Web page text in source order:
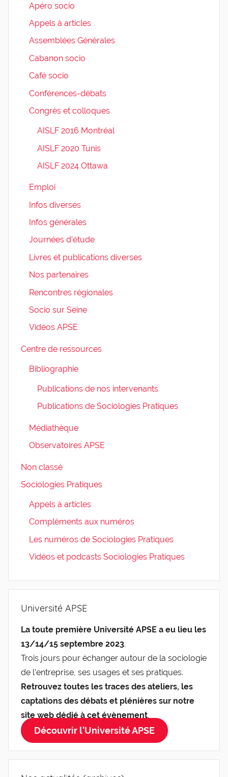
Apéro socio
Appels à articles
Assemblées Générales
Cabanon socio
Café socio
Conférences-débats
Congrès et colloques
AISLF 2016 Montréal
AISLF 2020 Tunis
AISLF 2024 Ottawa
Emploi
Infos diverses
Infos générales
Journées d'étude
Livres et publications diverses
Nos partenaires
Rencontres régionales
Socio sur Seine
Vidéos APSE
Centre de ressources
Bibliographie
Publications de nos intervenants
Publications de Sociologies Pratiques
Médiathèque
Observatoires APSE
Non classé
Sociologies Pratiques
Appels à articles
Compléments aux numéros
Les numéros de Sociologies Pratiques
Vidéos et podcasts Sociologies Pratiques
Université APSE
La toute première Université APSE a eu lieu les
13/14/15 septembre 2023.
Trois jours pour échanger autour de la sociologie
de l'entreprise, ses usages et ses pratiques.
Retrouvez toutes les traces des ateliers, les
captations des débats et plénières sur notre
site web dédié à cet évènement.
Découvrir l'Université APSE